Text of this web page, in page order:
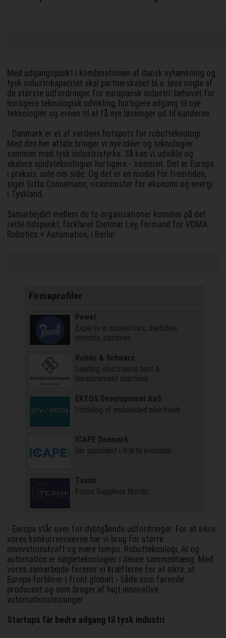
Med udgangspunkt i kombinationen af dansk nytænkning og
tysk industrikapacitet skal partnerskabet bl.a. løse nogle af
de største udfordringer for europæisk industri: behovet for
hurtigere teknologisk udvikling, hurtigere adgang til nye
teknologier og evnen til at få nye løsninger ud til kunderne.
- Danmark er et af verdens hotspots for robotteknologi.
Med den her aftale bringer vi nye idéer og teknologier
sammen med tysk industristyrke. Så kan vi udvikle og
skalere spidsteknologier hurtigere - sammen. Det er Europa
i praksis: side om side. Og det er en model for fremtiden,
siger Gitta Connemann, viceminister for økonomi og energi
i Tyskland.
Samarbejdet mellem de to organisationer kommer på det
rette tidspunkt, forklarer Dietmar Ley, formand for VDMA
Robotics + Automation, i Berlin:
Firmaprofiler
Powel
Experts in connectors, switches,
sensors, passives
Rohde & Schwarz
Leading electronics test &
measurement solutions
EKTOS Development ApS
Udvikling af embedded elektronik
ICAPE Denmark
Din specialist i trykte kredsløb
Texim
Focus Suppliers Nordic
- Europa står over for dybtgående udfordringer. For at sikre
vores konkurrenceevne har vi brug for større
innovationskraft og mere tempo. Robotteknologi, AI og
automation er nøgleteknologier i denne sammenhæng. Med
vores samarbejde forener vi kræfterne for at sikre, at
Europa forbliver i front globalt - både som førende
producent og som bruger af højt innovative
automationsløsninger.
Startups får bedre adgang til tysk industri